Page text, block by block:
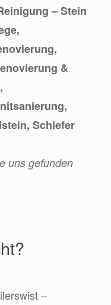
– Stein
&
Schiefer
uns gefunden
–